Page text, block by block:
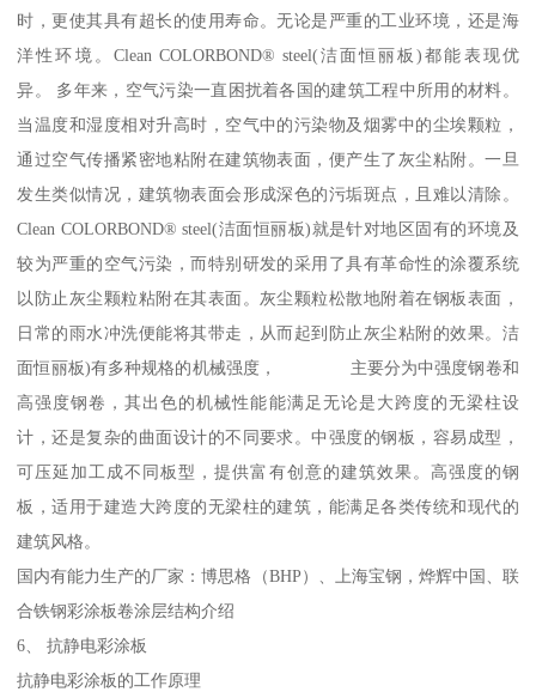
时，更使其具有超长的使用寿命。无论是严重的工业环境，还是海
洋性环境。Clean COLORBOND® steel(洁面恒丽板)都能表现优
异。 多年来，空气污染一直困扰着各国的建筑工程中所用的材料。
当温度和湿度相对升高时，空气中的污染物及烟雾中的尘埃颗粒，
通过空气传播紧密地粘附在建筑物表面，便产生了灰尘粘附。一旦
发生类似情况，建筑物表面会形成深色的污垢斑点，且难以清除。
Clean COLORBOND® steel(洁面恒丽板)就是针对地区固有的环境及
较为严重的空气污染，而特别研发的采用了具有革命性的涂覆系统
以防止灰尘颗粒粘附在其表面。灰尘颗粒松散地附着在钢板表面，
日常的雨水冲洗便能将其带走，从而起到防止灰尘粘附的效果。洁
面恒丽板)有多种规格的机械强度， 主要分为中强度钢卷和
高强度钢卷，其出色的机械性能能满足无论是大跨度的无梁柱设
计，还是复杂的曲面设计的不同要求。中强度的钢板，容易成型，
可压延加工成不同板型，提供富有创意的建筑效果。高强度的钢
板，适用于建造大跨度的无梁柱的建筑，能满足各类传统和现代的
建筑风格。
国内有能力生产的厂家：博思格（BHP）、上海宝钢，烨辉中国、联
合铁钢彩涂板卷涂层结构介绍
6、 抗静电彩涂板
抗静电彩涂板的工作原理